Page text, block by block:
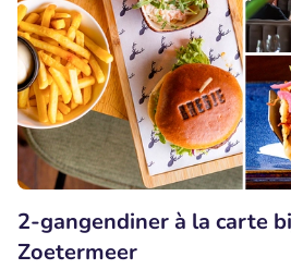
2-gangendiner à la carte
Zoetermeer